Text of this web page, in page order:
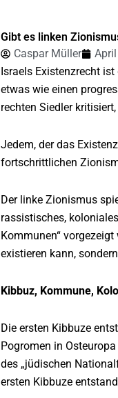
Gibt es linken
Caspar Müller
Israels Existenzrecht
etwas wie einen
rechten Siedler
Jedem, der das
fortschrittlichen
Der linke Zionismus
rassistisches,
Kommunen“
existieren kann,
Kibbuz, Kommune,
Die ersten Kibbuze
Pogromen in
des „jüdischen
ersten Kibbuze